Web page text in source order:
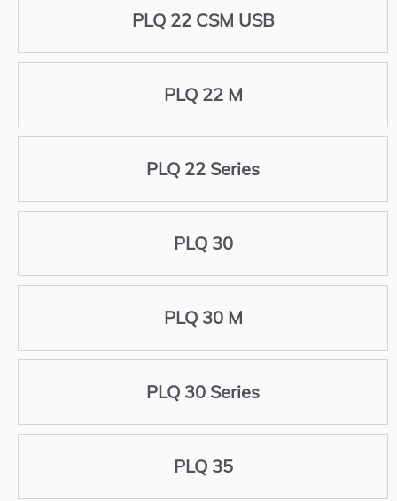
PLQ 22 CSM USB
PLQ 22 M
PLQ 22 Series
PLQ 30
PLQ 30 M
PLQ 30 Series
PLQ 35